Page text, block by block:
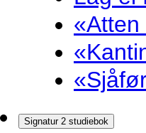
Signatur 2 studiebok